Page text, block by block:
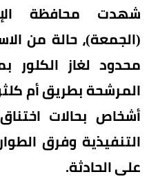
شهدت محافظة
(الجمعة)، حالة من
محدود لغاز الكلور
أشخاص بحالات
التنفيذية وفرق
على الحادثة.